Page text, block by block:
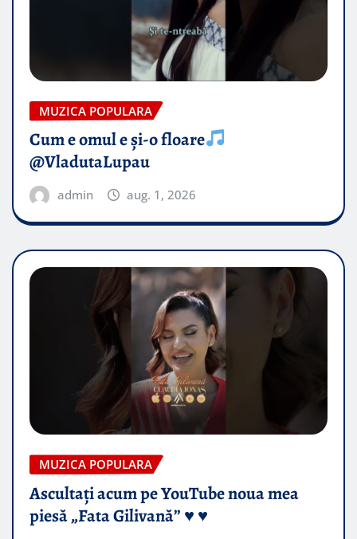
MUZICA POPULARA
Cum e omul e și-o floare
@VladutaLupau
admin aug. 1, 2026
MUZICA POPULARA
Ascultați acum pe YouTube noua mea
piesă „Fata Gilivană” ♥️ ♥️